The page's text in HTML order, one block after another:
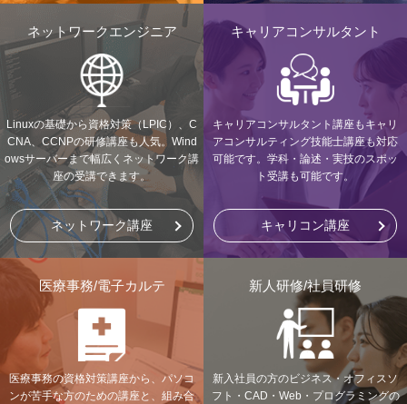
ネットワークエンジニア
Linuxの基礎から資格対策（LPIC）、C
CNA、CCNPの研修講座も人気。Wind
owsサーバーまで幅広くネットワーク講
座の受講できます。
ネットワーク講座
キャリアコンサルタント
キャリアコンサルタント講座もキャリ
アコンサルティング技能士講座も対応
可能です。学科・論述・実技のスポッ
ト受講も可能です。
キャリコン講座
医療事務/電子カルテ
医療事務の資格対策講座から、パソコ
ンが苦手な方のための講座と、組み合
新人研修/社員研修
新入社員の方のビジネス・オフィスソ
フト・CAD・Web・プログラミングの